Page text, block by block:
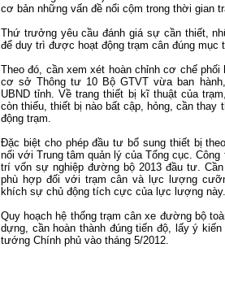
cơ bản những vấn đề nổi cộm trong thời gian
Thứ trưởng yêu cầu đánh giá sự cần thiết,
để duy trì được hoạt động trạm cân đúng mục
Theo đó, cần xem xét hoàn chỉnh cơ chế
cơ sở Thông tư 10 Bộ GTVT vừa ban
UBND tỉnh. Về trang thiết bị kĩ thuật của
còn thiếu, thiết bị nào bất cập, hỏng, cần
động trạm.
Đặc biệt cho phép đầu tư bổ sung thiết bị
nối với Trung tâm quản lý của Tổng cục.
trí vốn sự nghiệp đường bộ 2013 đầu tư.
phù hợp đối với trạm cân và lực lượng
khích sự chủ động tích cực của lực lượng này.
Quy hoạch hệ thống trạm cân xe đường bộ
dựng, cần hoàn thành đúng tiến độ, lấy ý
tướng Chính phủ vào tháng 5/2012.